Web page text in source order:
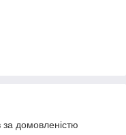
домовленістю